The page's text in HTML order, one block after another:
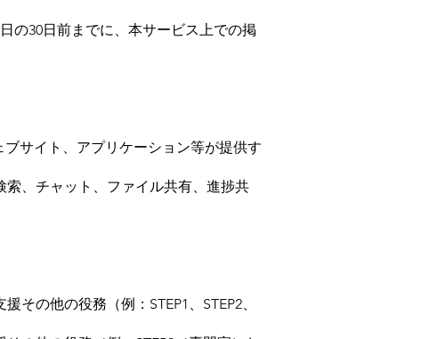
の30日前までに、本サービス上での掲
サイト、アプリケーション等が提供す
、チャット、ファイル共有、進捗共
の他の役務（例：STEP1、STEP2、